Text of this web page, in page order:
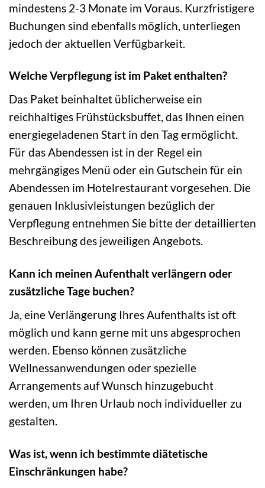
mindestens 2-3 Monate im Voraus. Kurzfristigere
Buchungen sind ebenfalls möglich, unterliegen
jedoch der aktuellen Verfügbarkeit.
Welche Verpflegung ist im Paket enthalten?
Das Paket beinhaltet üblicherweise ein
reichhaltiges Frühstücksbuffet, das Ihnen einen
energiegeladenen Start in den Tag ermöglicht.
Für das Abendessen ist in der Regel ein
mehrgängiges Menü oder ein Gutschein für ein
Abendessen im Hotelrestaurant vorgesehen. Die
genauen Inklusivleistungen bezüglich der
Verpflegung entnehmen Sie bitte der detaillierten
Beschreibung des jeweiligen Angebots.
Kann ich meinen Aufenthalt verlängern oder
zusätzliche Tage buchen?
Ja, eine Verlängerung Ihres Aufenthalts ist oft
möglich und kann gerne mit uns abgesprochen
werden. Ebenso können zusätzliche
Wellnessanwendungen oder spezielle
Arrangements auf Wunsch hinzugebucht
werden, um Ihren Urlaub noch individueller zu
gestalten.
Was ist, wenn ich bestimmte diätetische
Einschränkungen habe?